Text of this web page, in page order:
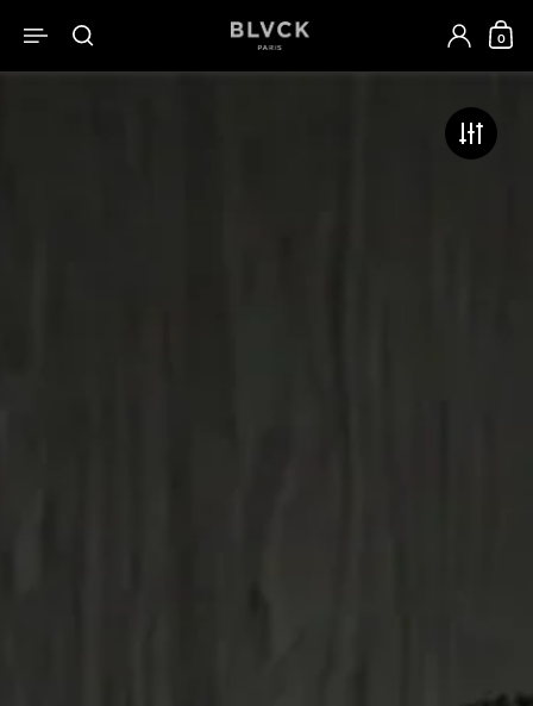
開啟選單開啟搜尋 開啟
0